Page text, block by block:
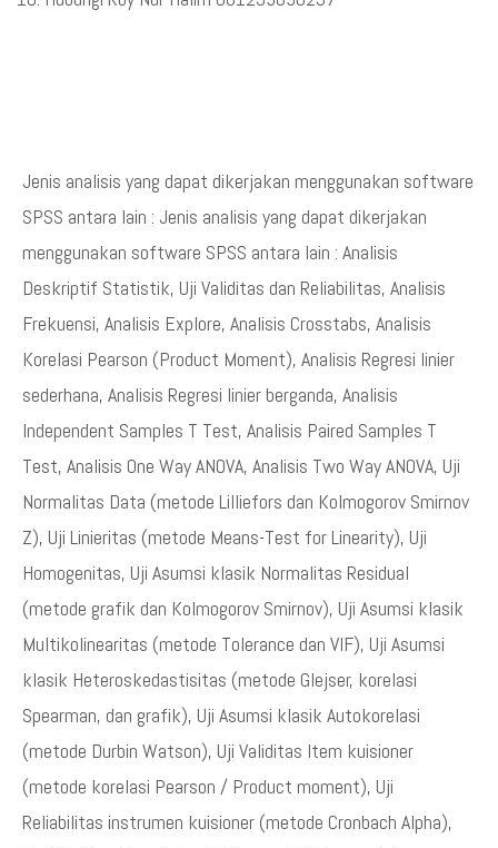
Jenis analisis yang dapat dikerjakan menggunakan software
SPSS antara lain : Jenis analisis yang dapat dikerjakan
menggunakan software SPSS antara lain : Analisis
Deskriptif Statistik, Uji Validitas dan Reliabilitas, Analisis
Frekuensi, Analisis Explore, Analisis Crosstabs, Analisis
Korelasi Pearson (Product Moment), Analisis Regresi linier
sederhana, Analisis Regresi linier berganda, Analisis
Independent Samples T Test, Analisis Paired Samples T
Test, Analisis One Way ANOVA, Analisis Two Way ANOVA, Uji
Normalitas Data (metode Lilliefors dan Kolmogorov Smirnov
Z), Uji Linieritas (metode Means-Test for Linearity), Uji
Homogenitas, Uji Asumsi klasik Normalitas Residual
(metode grafik dan Kolmogorov Smirnov), Uji Asumsi klasik
Multikolinearitas (metode Tolerance dan VIF), Uji Asumsi
klasik Heteroskedastisitas (metode Glejser, korelasi
Spearman, dan grafik), Uji Asumsi klasik Autokorelasi
(metode Durbin Watson), Uji Validitas Item kuisioner
(metode korelasi Pearson / Product moment), Uji
Reliabilitas instrumen kuisioner (metode Cronbach Alpha),